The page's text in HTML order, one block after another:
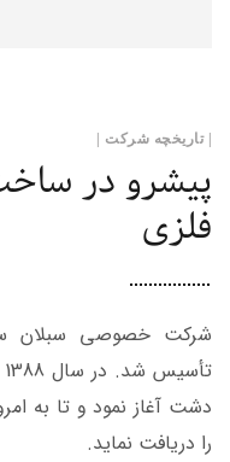
| تاریخچه شرکت |
پیشرو در
فلزی
دشت آغاز نمود و تا به
را دریافت نماید.